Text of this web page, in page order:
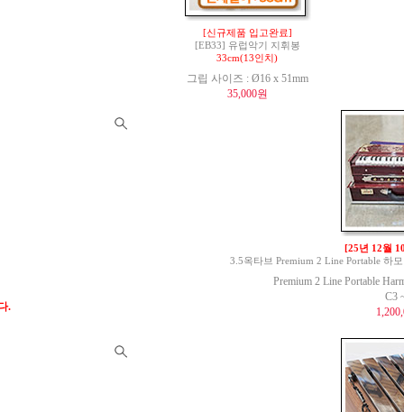
[신규제품 입고완료]
[EB33] 유럽악기 지휘봉
33cm(13인치)
그립 사이즈 : Ø16 x 51mm
35,000원
.
[25년 12월
3.5옥타브 Premium 2 Line Portable 하
Premium 2 Line Portable
C3